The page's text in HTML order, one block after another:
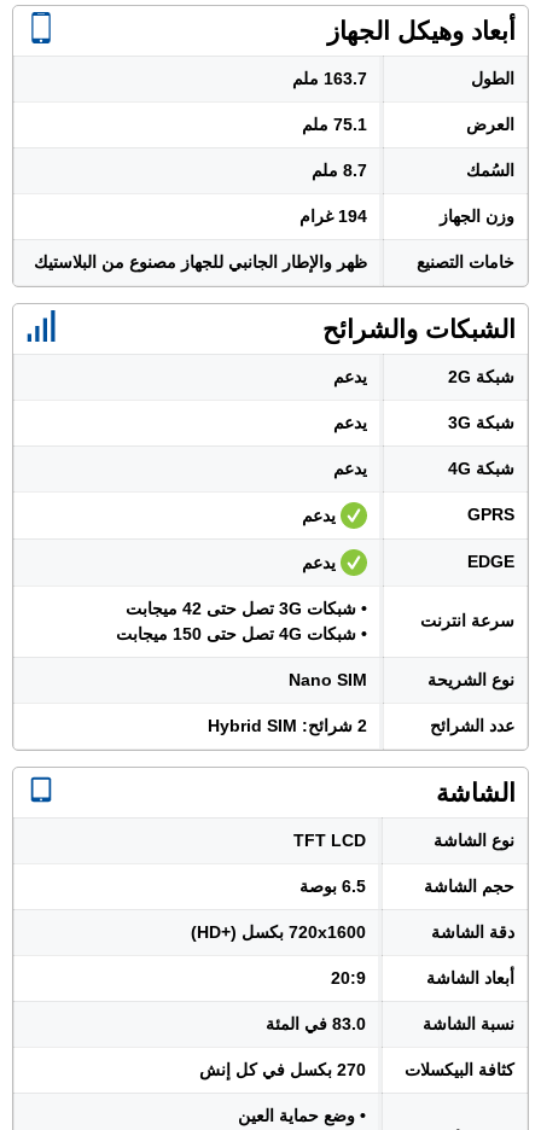
أبعاد وهيكل الجهاز
الطول 163.7 ملم
العرض 75.1 ملم
السُمك 8.7 ملم
وزن الجهاز 194 غرام
خامات التصنيع ظهر والإطار الجانبي للجهاز مصنوع من البلاستيك
الشبكات والشرائح
شبكة 2G يدعم
شبكة 3G يدعم
شبكة 4G يدعم
GPRS يدعم
EDGE يدعم
سرعة انترنت
• شبكات 3G تصل حتى 42 ميجابت
• شبكات 4G تصل حتى 150 ميجابت
نوع الشريحة Nano SIM
عدد الشرائح 2 شرائح: Hybrid SIM
الشاشة
نوع الشاشة TFT LCD
حجم الشاشة 6.5 بوصة
دقة الشاشة 720x1600 بكسل (+HD)
أبعاد الشاشة 20:9
نسبة الشاشة 83.0 في المئة
كثافة البيكسلات 270 بكسل في كل إنش
• وضع حماية العين